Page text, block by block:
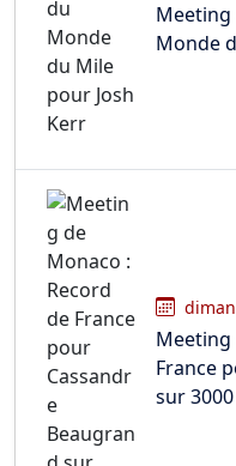
Meeting
Monde
Meeting
France
sur